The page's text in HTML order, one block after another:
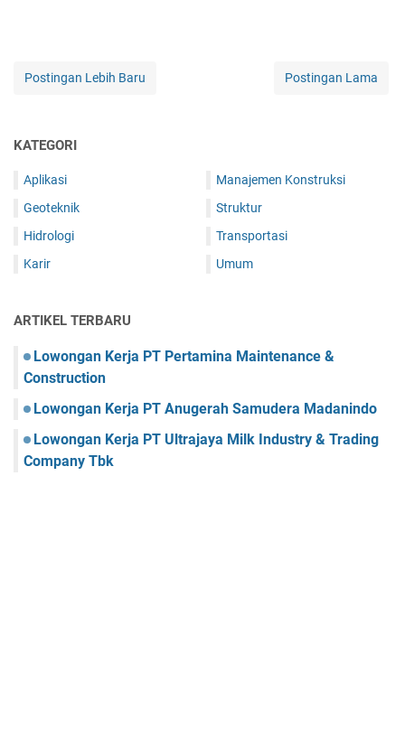
Postingan Lebih Baru Postingan Lama
KATEGORI
Aplikasi
Geoteknik
Hidrologi
Karir
Manajemen Konstruksi
Struktur
Transportasi
Umum
ARTIKEL TERBARU
Lowongan Kerja PT Pertamina Maintenance &
Construction
Lowongan Kerja PT Anugerah Samudera Madanindo
Lowongan Kerja PT Ultrajaya Milk Industry & Trading
Company Tbk